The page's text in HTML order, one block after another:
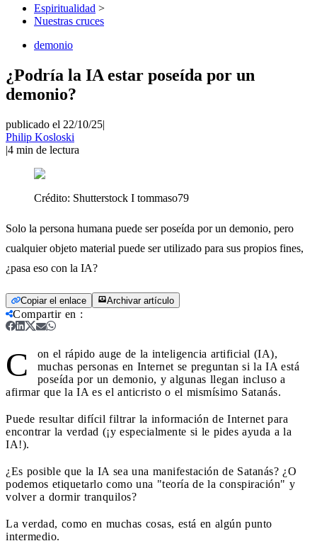
Espiritualidad >
Nuestras cruces
demonio
¿Podría la IA estar poseída por un
demonio?
publicado el 22/10/25|
Philip Kosloski
|4 min de lectura
Crédito: Shutterstock I tommaso79
Solo la persona humana puede ser poseída por un demonio, pero
cualquier objeto material puede ser utilizado para sus propios fines,
¿pasa eso con la IA?
Copiar el enlace Archivar artículo
Compartir en :
C
on el rápido auge de la inteligencia artificial (IA),
muchas personas en Internet se preguntan si la IA está
poseída por un demonio, y algunas llegan incluso a
afirmar que la IA es el anticristo o el mismísimo Satanás.
Puede resultar difícil filtrar la información de Internet para
encontrar la verdad (¡y especialmente si le pides ayuda a la
IA!).
¿Es posible que la IA sea una manifestación de Satanás? ¿O
podemos etiquetarlo como una "teoría de la conspiración" y
volver a dormir tranquilos?
La verdad, como en muchas cosas, está en algún punto
intermedio.